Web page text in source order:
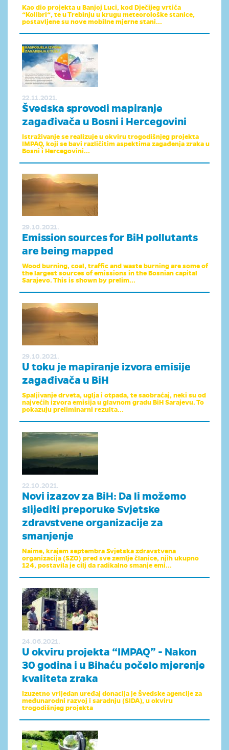
Kao dio projekta u Banjoj Luci, kod Dječijeg vrtića
“Kolibri“, te u Trebinju u krugu meteorološke stanice,
postavljene su nove mobilne mjerne stani...
22.11.2021.
Švedska sprovodi mapiranje
zagađivača u Bosni i Hercegovini
Istraživanje se realizuje u okviru trogodišnjeg projekta
IMPAQ, koji se bavi različitim aspektima zagađenja zraka u
Bosni i Hercegovini...
29.10.2021.
Emission sources for BiH pollutants
are being mapped
Wood burning, coal, traffic and waste burning are some of
the largest sources of emissions in the Bosnian capital
Sarajevo. This is shown by prelim...
29.10.2021.
U toku je mapiranje izvora emisije
zagađivača u BiH
Spaljivanje drveta, uglja i otpada, te saobraćaj, neki su od
najvećih izvora emisija u glavnom gradu BiH Sarajevu. To
pokazuju preliminarni rezulta...
22.10.2021.
Novi izazov za BiH: Da li možemo
slijediti preporuke Svjetske
zdravstvene organizacije za
smanjenje
Naime, krajem septembra Svjetska zdravstvena
organizacija (SZO) pred sve zemlje članice, njih ukupno
124, postavila je cilj da radikalno smanje emi...
24.06.2021.
U okviru projekta “IMPAQ” - Nakon
30 godina i u Bihaću počelo mjerenje
kvaliteta zraka
Izuzetno vrijedan uređaj donacija je Švedske agencije za
međunarodni razvoj i saradnju (SIDA), u okviru
trogodišnjeg projekta